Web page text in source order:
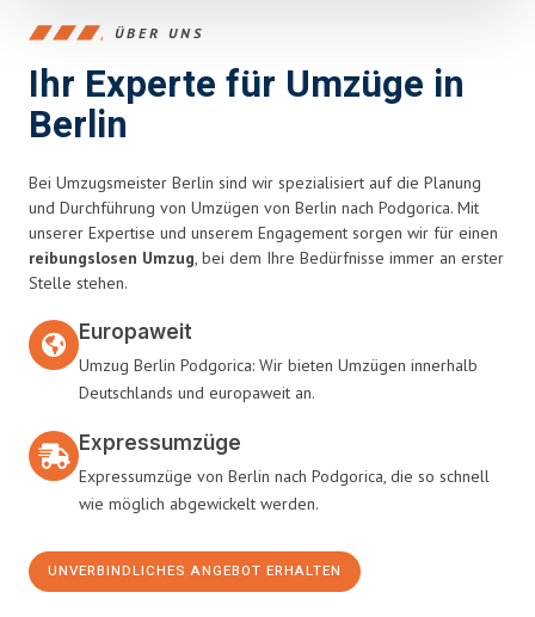
ÜBER UNS
Ihr Experte für Umzüge in
Berlin
Bei Umzugsmeister Berlin sind wir spezialisiert auf die Planung
und Durchführung von Umzügen von Berlin nach Podgorica. Mit
unserer Expertise und unserem Engagement sorgen wir für einen
reibungslosen Umzug, bei dem Ihre Bedürfnisse immer an erster
Stelle stehen.
Europaweit
Umzug Berlin Podgorica: Wir bieten Umzügen innerhalb
Deutschlands und europaweit an.
Expressumzüge
Expressumzüge von Berlin nach Podgorica, die so schnell
wie möglich abgewickelt werden.
UNVERBINDLICHES ANGEBOT ERHALTEN